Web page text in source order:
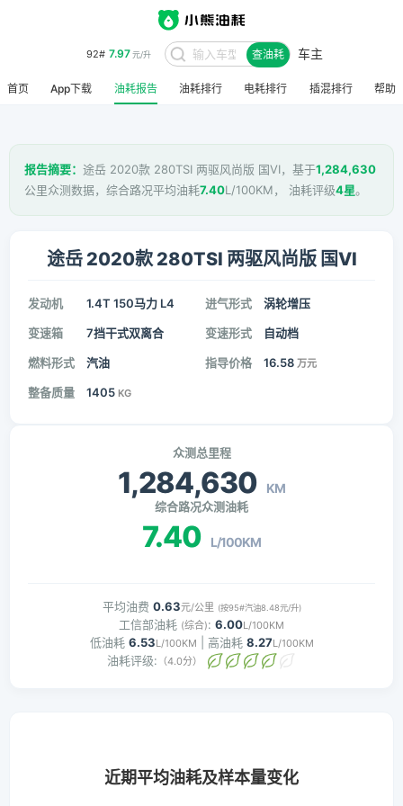
92# 7.97元/升 查油耗 车主
首页 App下载 油耗报告 油耗排行 电耗排行 插混排行 帮助
报告摘要： 途岳 2020款 280TSI 两驱风尚版 国VI，基于1,284,630
公里众测数据，综合路况平均油耗7.40L/100KM， 油耗评级4星。
途岳 2020款 280TSI 两驱风尚版 国VI
发动机 1.4T 150马力 L4 进气形式 涡轮增压
变速箱 7挡干式双离合 变速形式 自动档
燃料形式 汽油 指导价格 16.58 万元
整备质量 1405 KG
众测总里程
1,284,630 KM
综合路况众测油耗
7.40 L/100KM
平均油费 0.63元/公里 (按95#汽油8.48元/升)
工信部油耗 (综合): 6.00L/100KM
低油耗 6.53L/100KM | 高油耗 8.27L/100KM
油耗评级: （4.0分）